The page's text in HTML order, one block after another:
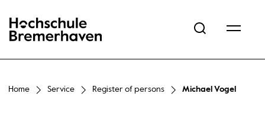
Hochschule Bremerhaven
Home Service Register of persons Michael Vogel